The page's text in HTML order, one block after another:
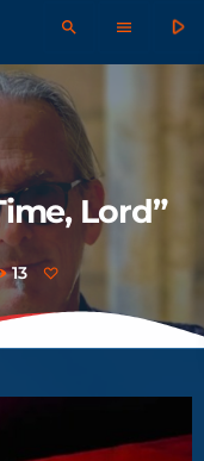
search menu play_arrow
Lord”
13